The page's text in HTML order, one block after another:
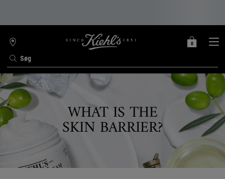
Søg
FIND
BUTIK
MIN
0
0 PRODUKT
Main content
WHAT IS THE
SKIN BARRIER?